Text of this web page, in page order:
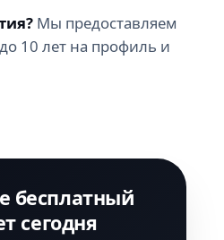
Мы предоставляем
10 лет на профиль и
бесплатный
сегодня